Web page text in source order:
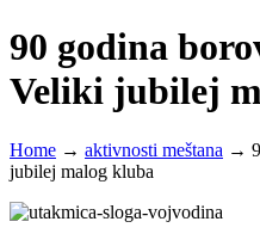
90 godina
Veliki jubilej
Home → aktivnosti meštana →
jubilej malog kluba